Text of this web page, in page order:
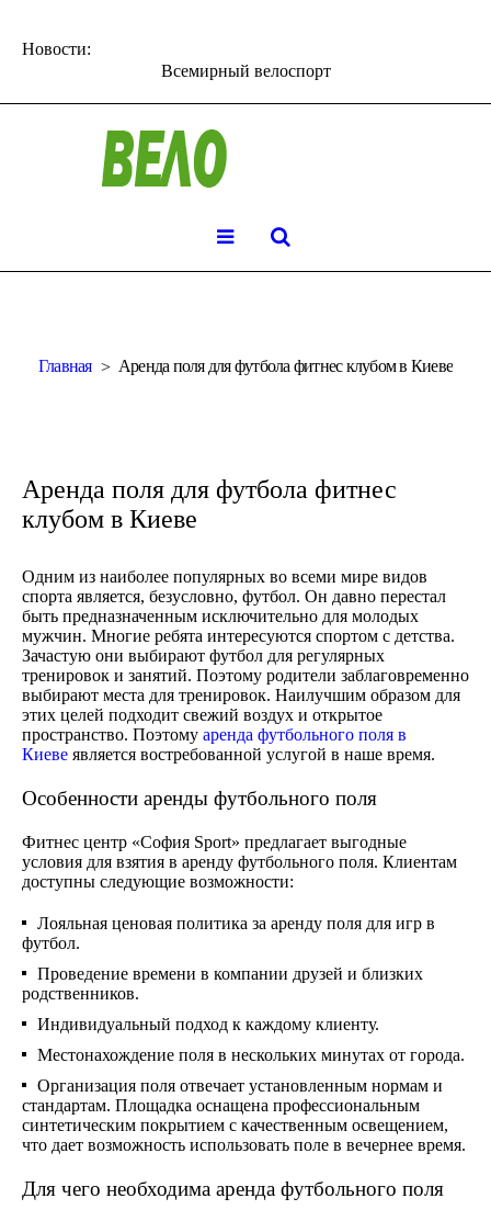
Новости:
Всемирный велоспорт
Главная Аренда поля для футбола фитнес клубом в Киеве
Аренда поля для футбола фитнес
клубом в Киеве
Одним из наиболее популярных во всеми мире видов
спорта является, безусловно, футбол. Он давно перестал
быть предназначенным исключительно для молодых
мужчин. Многие ребята интересуются спортом с детства.
Зачастую они выбирают футбол для регулярных
тренировок и занятий. Поэтому родители заблаговременно
выбирают места для тренировок. Наилучшим образом для
этих целей подходит свежий воздух и открытое
пространство. Поэтому аренда футбольного поля в
Киеве является востребованной услугой в наше время.
Особенности аренды футбольного поля
Фитнес центр «София Sport» предлагает выгодные
условия для взятия в аренду футбольного поля. Клиентам
доступны следующие возможности:
Лояльная ценовая политика за аренду поля для игр в
футбол.
Проведение времени в компании друзей и близких
родственников.
Индивидуальный подход к каждому клиенту.
Местонахождение поля в нескольких минутах от города.
Организация поля отвечает установленным нормам и
стандартам. Площадка оснащена профессиональным
синтетическим покрытием с качественным освещением,
что дает возможность использовать поле в вечернее время.
Для чего необходима аренда футбольного поля